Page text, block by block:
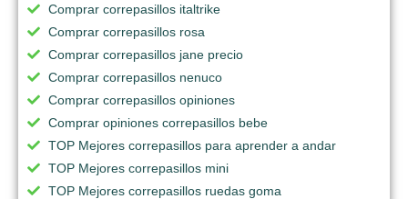
Comprar correpasillos italtrike
Comprar correpasillos rosa
Comprar correpasillos jane precio
Comprar correpasillos nenuco
Comprar correpasillos opiniones
Comprar opiniones correpasillos bebe
TOP Mejores correpasillos para aprender a andar
TOP Mejores correpasillos mini
TOP Mejores correpasillos ruedas goma